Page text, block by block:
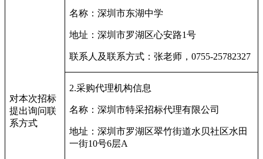
对本次招标
提出询问联
系方式
名称：深圳市东湖中学
地址：深圳市罗湖区心安路1号
联系人及联系方式：张老师， 0755-25782327
2.采购代理机构信息
名称：深圳市特采招标代理有限公司
地址：深圳市罗湖区翠竹街道水贝社区水田
一街10号6层A